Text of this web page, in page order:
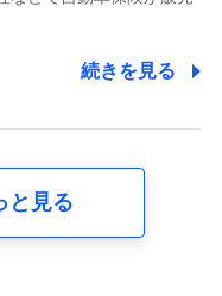
購入場所・決済に関
る情報などが含まれ
法、車のメーカーや
築年数などの情報、
続きを見る
と見る